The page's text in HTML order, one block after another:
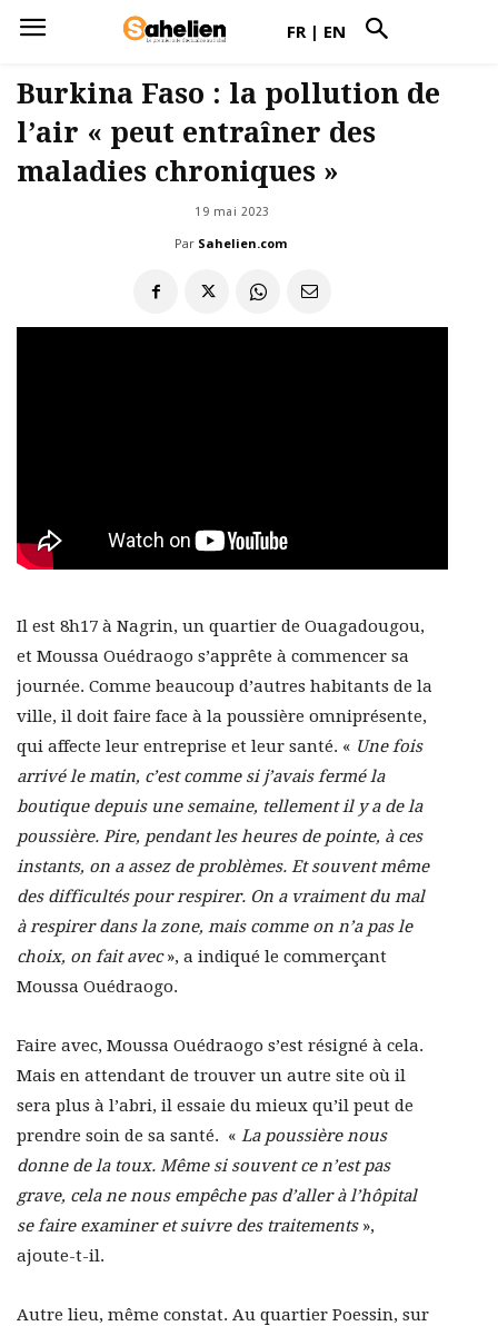
FR | EN
Burkina Faso : la pollution de
l’air « peut entraîner des
maladies chroniques »
19 mai 2023
Par Sahelien.com
Il est 8h17 à Nagrin, un quartier de Ouagadougou,
et Moussa Ouédraogo s’apprête à commencer sa
journée. Comme beaucoup d’autres habitants de la
ville, il doit faire face à la poussière omniprésente,
qui affecte leur entreprise et leur santé. « Une fois
arrivé le matin, c’est comme si j’avais fermé la
boutique depuis une semaine, tellement il y a de la
poussière. Pire, pendant les heures de pointe, à ces
instants, on a assez de problèmes. Et souvent même
des difficultés pour respirer. On a vraiment du mal
à respirer dans la zone, mais comme on n’a pas le
choix, on fait avec», a indiqué le commerçant
Moussa Ouédraogo.
Faire avec, Moussa Ouédraogo s’est résigné à cela.
Mais en attendant de trouver un autre site où il
sera plus à l’abri, il essaie du mieux qu’il peut de
prendre soin de sa santé. « La poussière nous
donne de la toux. Même si souvent ce n’est pas
grave, cela ne nous empêche pas d’aller à l’hôpital
se faire examiner et suivre des traitements»,
ajoute-t-il.
Autre lieu, même constat. Au quartier Poessin, sur